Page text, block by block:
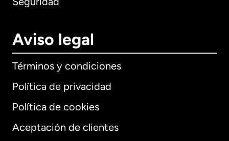
Aviso legal
Términos y condiciones
Política de privacidad
Política de cookies
Aceptación de clientes